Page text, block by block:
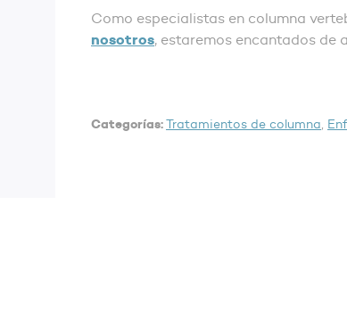
Como especialistas en columna
nosotros, estaremos encantados de
Categorías:Tratamientos de columna,